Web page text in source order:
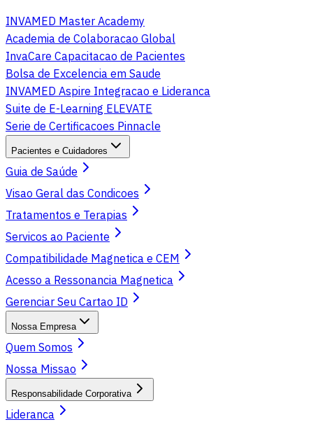
INVAMED Master Academy
Academia de Colaboracao Global
InvaCare Capacitacao de Pacientes
Bolsa de Excelencia em Saude
INVAMED Aspire Integracao e Lideranca
Suite de E-Learning ELEVATE
Serie de Certificacoes Pinnacle
Pacientes e Cuidadores
Guia de Saúde
Visao Geral das Condicoes
Tratamentos e Terapias
Servicos ao Paciente
Compatibilidade Magnetica e CEM
Acesso a Ressonancia Magnetica
Gerenciar Seu Cartao ID
Nossa Empresa
Quem Somos
Nossa Missao
Responsabilidade Corporativa
Lideranca